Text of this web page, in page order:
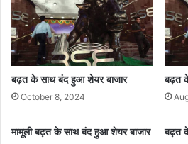
बढ़त के साथ बंद हुआ शेयर बाजार
October 8, 2024
बढ़त
मामूली बढ़त के साथ बंद हुआ शेयर बाजार बढ़त